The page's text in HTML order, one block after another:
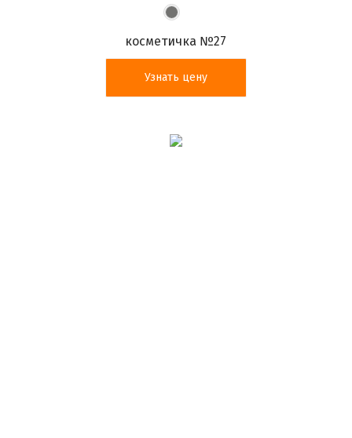
косметичка №27
Узнать цену